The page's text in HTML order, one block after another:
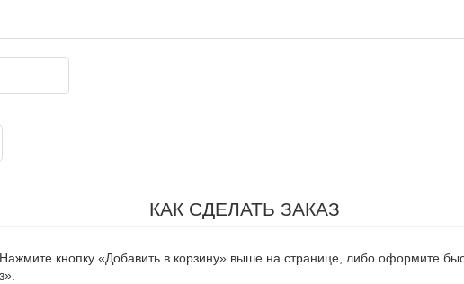
КАК СДЕЛАТЬ ЗАКАЗ
Нажмите кнопку «Добавить в корзину» выше на странице, либо оформите